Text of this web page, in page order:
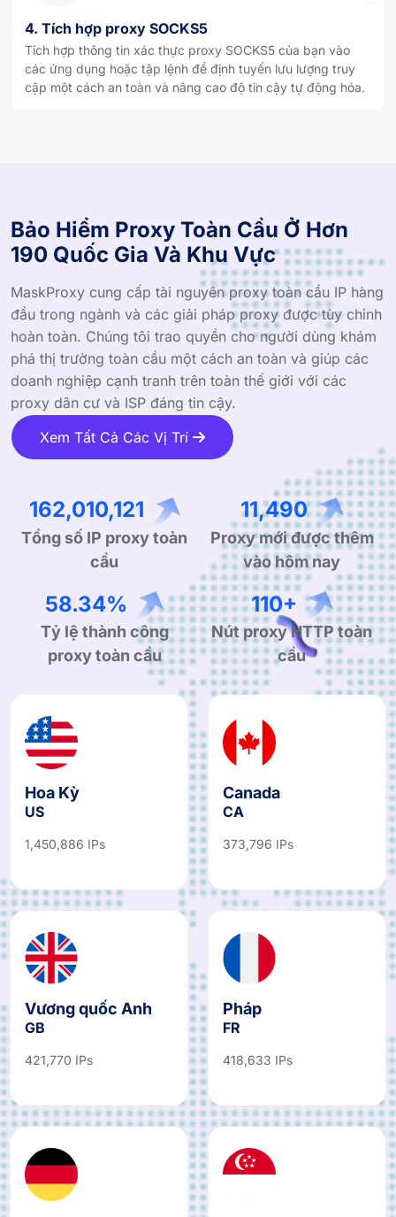
4. Tích hợp proxy SOCKS5
Tích hợp thông tin xác thực proxy SOCKS5 của bạn vào
các ứng dụng hoặc tập lệnh để định tuyến lưu lượng truy
cập một cách an toàn và nâng cao độ tin cậy tự động hóa.
Bảo Hiểm Proxy Toàn Cầu Ở Hơn
190 Quốc Gia Và Khu Vực
MaskProxy cung cấp tài nguyên proxy toàn cầu IP hàng
đầu trong ngành và các giải pháp proxy được tùy chỉnh
hoàn toàn. Chúng tôi trao quyền cho người dùng khám
phá thị trường toàn cầu một cách an toàn và giúp các
doanh nghiệp cạnh tranh trên toàn thế giới với các
proxy dân cư và ISP đáng tin cậy.
Xem Tất Cả Các Vị Trí
265,193,266
Tổng số IP proxy toàn
cầu
18,866
Proxy mới được thêm
vào hôm nay
95.78%
Tỷ lệ thành công
proxy toàn cầu
182+
Nút proxy HTTP toàn
cầu
Hoa Kỳ
US
1,450,886 IPs
Canada
CA
373,796 IPs
Vương quốc Anh
GB
421,770 IPs
Pháp
FR
418,633 IPs